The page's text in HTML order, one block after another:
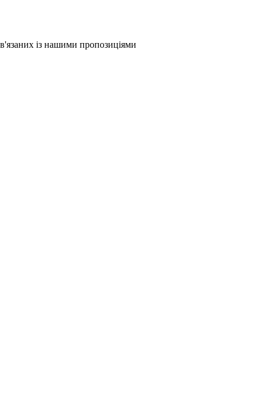
із нашими пропозиціями